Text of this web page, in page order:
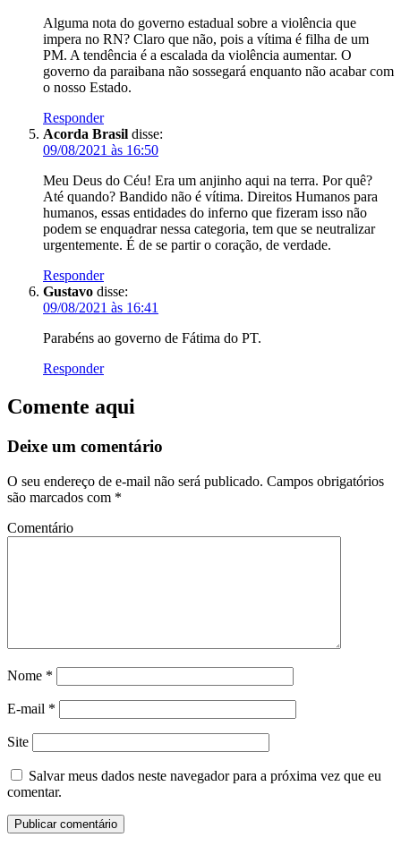
Alguma nota do governo estadual sobre a violência que
impera no RN? Claro que não, pois a vítima é filha de um
PM. A tendência é a escalada da violência aumentar. O
governo da paraibana não sossegará enquanto não acabar com
o nosso Estado.
Responder
Acorda Brasil disse:
09/08/2021 às 16:50
Meu Deus do Céu! Era um anjinho aqui na terra. Por quê?
Até quando? Bandido não é vítima. Direitos Humanos para
humanos, essas entidades do inferno que fizeram isso não
podem se enquadrar nessa categoria, tem que se neutralizar
urgentemente. É de se partir o coração, de verdade.
Responder
Gustavo disse:
09/08/2021 às 16:41
Parabéns ao governo de Fátima do PT.
Responder
Comente aqui
Deixe um comentário
O seu endereço de e-mail não será publicado. Campos obrigatórios
são marcados com *
Comentário
Nome *
E-mail *
Site
Salvar meus dados neste navegador para a próxima vez que eu
comentar.